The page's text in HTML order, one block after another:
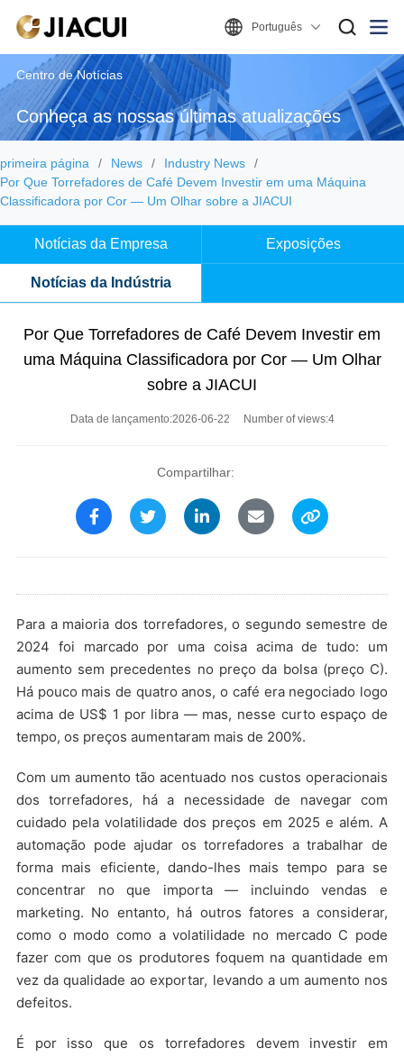
Português
Centro de Notícias
Conheça as nossas últimas atualizações
primeira página News
Industry News
Por Que Torrefadores de Café Devem Investir em uma Máquina
Classificadora por Cor — Um Olhar sobre a JIACUI
Notícias da Empresa Exposições
Notícias da Indústria
Por Que Torrefadores de Café Devem Investir em
uma Máquina Classificadora por Cor — Um Olhar
sobre a JIACUI
Data de lançamento:2026-06-22 Number of views:4
Compartilhar:
Para a maioria dos torrefadores, o segundo semestre de
2024 foi marcado por uma coisa acima de tudo: um
aumento sem precedentes no preço da bolsa (preço C).
Há pouco mais de quatro anos, o café era negociado logo
acima de US$ 1 por libra — mas, nesse curto espaço de
tempo, os preços aumentaram mais de 200%.
Com um aumento tão acentuado nos custos operacionais
dos torrefadores, há a necessidade de navegar com
cuidado pela volatilidade dos preços em 2025 e além. A
automação pode ajudar os torrefadores a trabalhar de
forma mais eficiente, dando-lhes mais tempo para se
concentrar no que importa — incluindo vendas e
marketing. No entanto, há outros fatores a considerar,
como o modo como a volatilidade no mercado C pode
fazer com que os produtores foquem na quantidade em
vez da qualidade ao exportar, levando a um aumento nos
defeitos.
É por isso que os torrefadores devem investir em